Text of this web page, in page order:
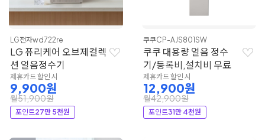
LG전자wd722re
LG 퓨리케어 오브제컬렉
션 얼음정수기
제휴카드 할인 시
9,900원
월51,900원
포인트27만 5천원
쿠쿠CP-AJS801SW
쿠쿠 대용량 얼음 정수
기/등록비,설치비 무료
제휴카드 할인 시
12,900원
월42,900원
포인트31만 4천원